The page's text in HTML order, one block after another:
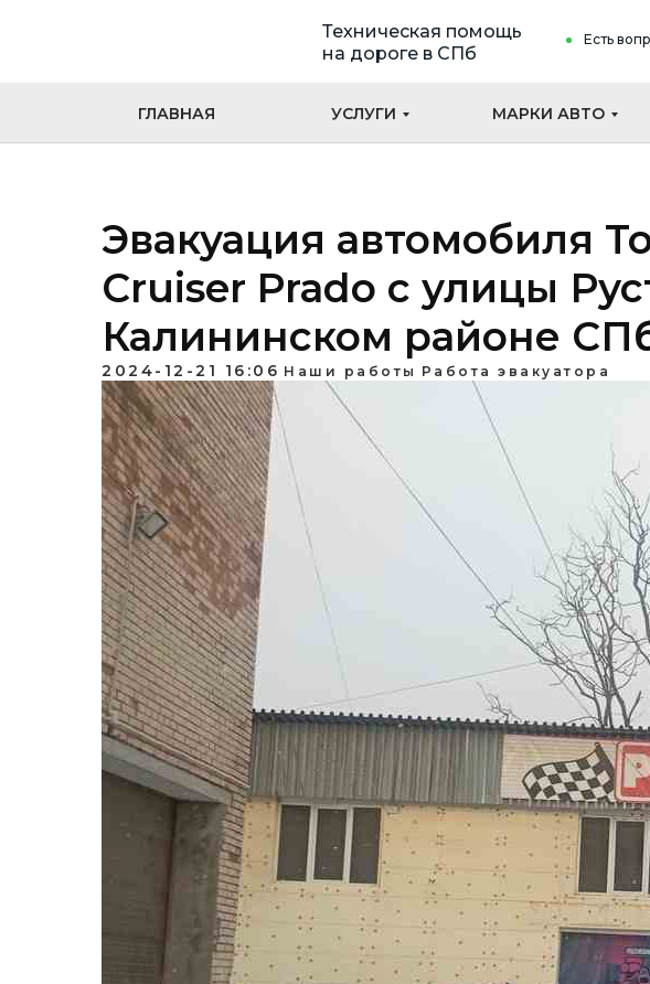
Есть
ГЛАВНАЯ УСЛУГИ МАРКИ АВТО
Техническая помощь
на дороге в СПб
Эвакуация автомобиля
Cruiser Prado с улицы
Калининском районе
2024-12-21 16:06 Наши работы Работа эвакуатора